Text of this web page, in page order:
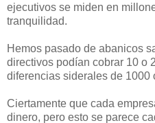
ejecutivos se miden en
tranquilidad.
Hemos pasado de abanicos
directivos podían cobrar 10 o
diferencias siderales de 1000
Ciertamente que cada
dinero, pero esto se parece